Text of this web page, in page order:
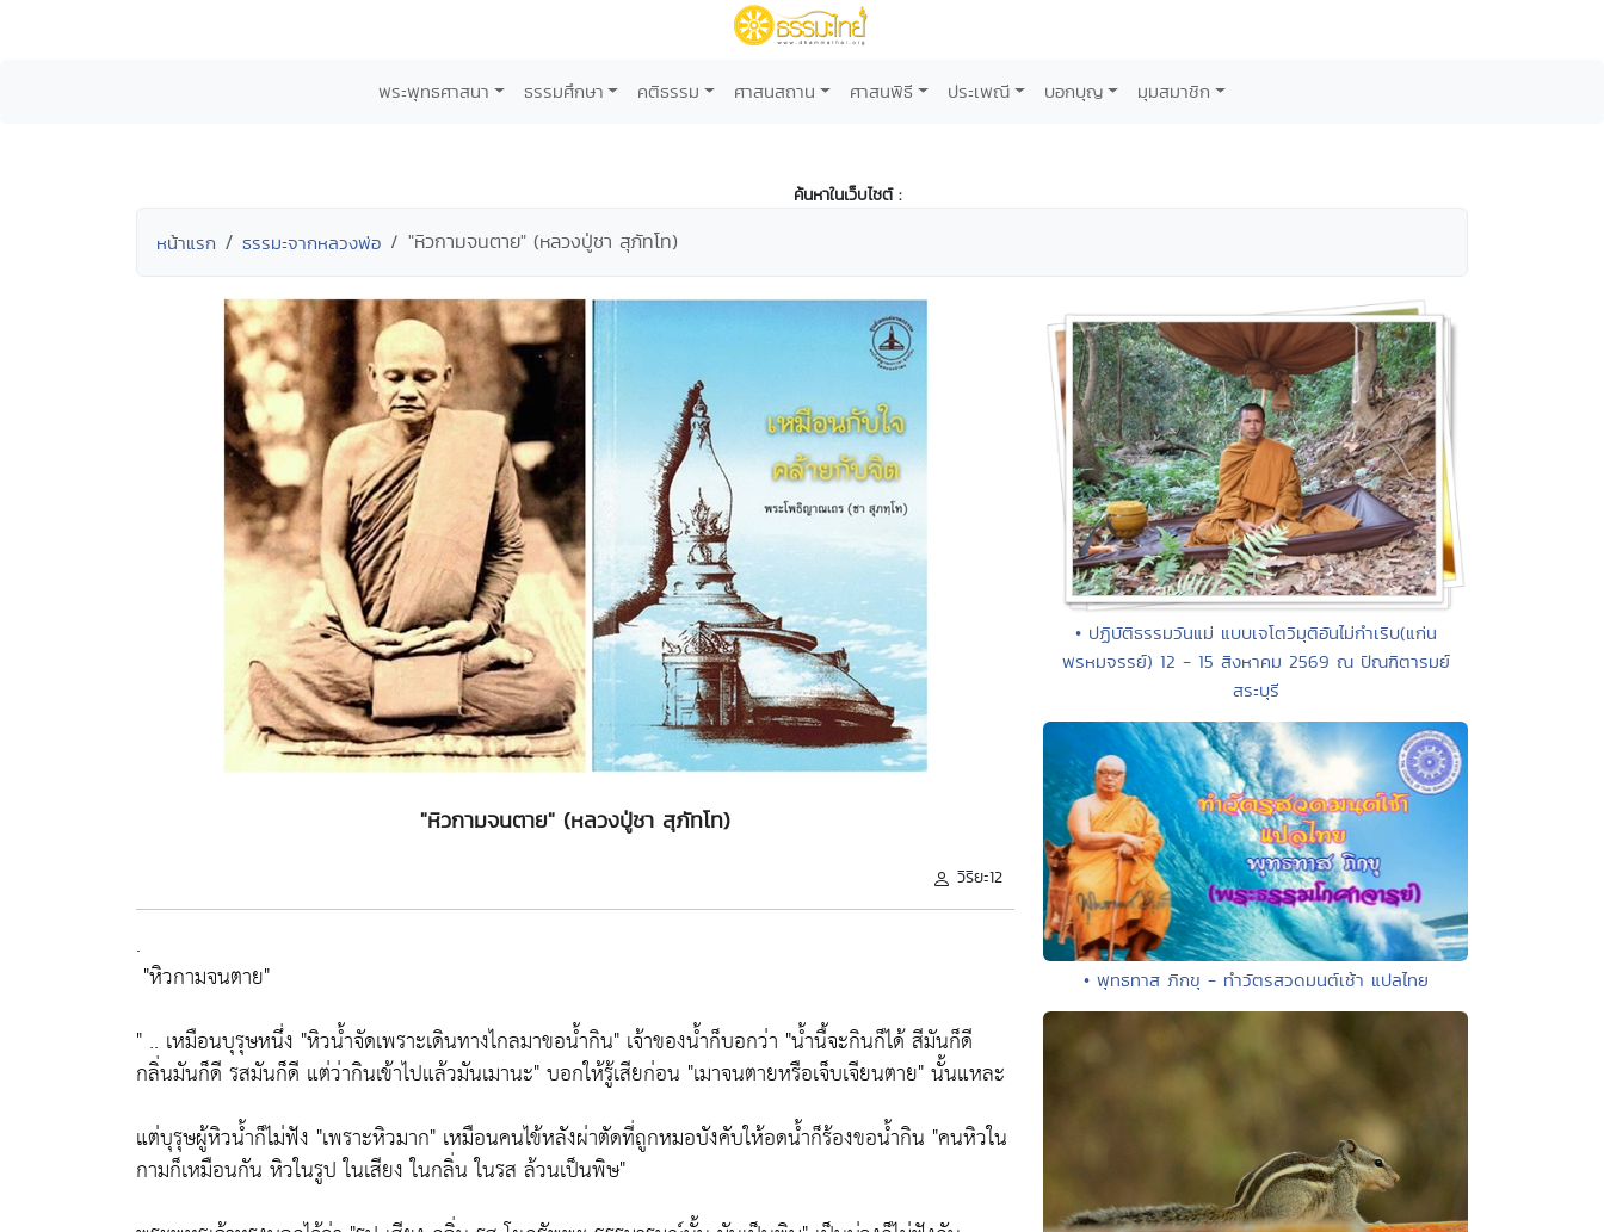
พระพุทธศาสนา ธรรมศึกษา คติธรรม ศาสนสถาน ศาสนพิธี ประเพณี บอกบุญ มุมสมาชิก
ค้นหาในเว็บไซต์ :
หน้าแรก ธรรมะจากหลวงพ่อ "หิวกามจนตาย" (หลวงปู่ชา สุภัทโท)
"หิวกามจนตาย" (หลวงปู่ชา สุภัทโท)
วิริยะ12
.
"หิวกามจนตาย"
" .. เหมือนบุรุษหนึ่ง "หิวน้ำจัดเพราะเดินทางไกลมาขอน้ำกิน" เจ้าของน้ำก็บอกว่า "น้ำนื้จะกินก็ได้ สีมันก็ดี
กลิ่นมันก็ดี รสมันก็ดี แต่ว่ากินเข้าไปแล้วมันเมานะ"บอกให้รู้เสียก่อน "เมาจนตายหรือเจ็บเจียนตาย"นั้นแหละ
แต่บุรุษผู้หิวน้ำก็ไม่ฟัง "เพราะหิวมาก" เหมือนคนไข้หลังผ่าตัดที่ถูกหมอบังคับให้อดน้ำก็ร้องขอน้ำกิน "คนหิวใน
กามก็เหมือนกัน หิวในรูป ในเสียง ในกลิ่น ในรส ล้วนเป็นพิษ"
• ปฏิบัติธรรมวันแม่ แบบเจโตวิมุติอันไม่กำเริบ(แก่น
พรหมจรรย์) 12 - 15 สิงหาคม 2569 ณ ปัณฑิตารมย์
สระบุรี
• พุทธทาส ภิกขุ - ทำวัตรสวดมนต์เช้า แปลไทย